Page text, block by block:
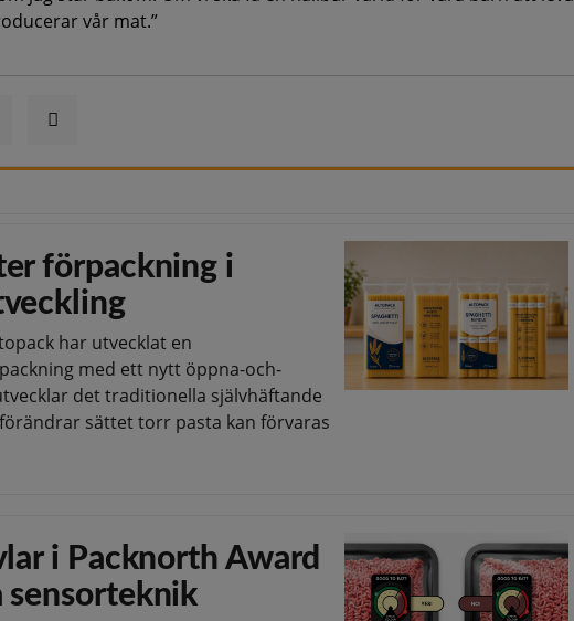
vår mat.”
förpackning i
har utvecklat en
med ett nytt öppna-och-
det traditionella självhäftande
sättet torr pasta kan förvaras
i Packnorth Award
sensorteknik